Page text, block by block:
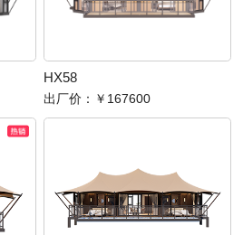
HX58
出厂价： ￥167600